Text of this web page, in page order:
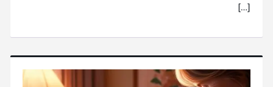
[…]